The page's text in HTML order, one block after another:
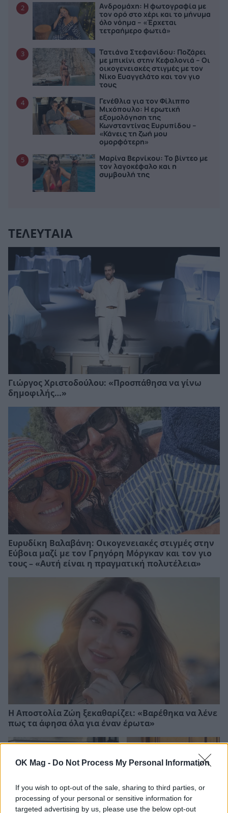
OK Mag - Do Not Process My Personal Information
If you wish to opt-out of the sale, sharing to third parties, or
processing of your personal or sensitive information for
targeted advertising by us, please use the below opt-out
2
Ανδρομάχη: Η φωτογραφία με
τον ορό στο χέρι και το μήνυμα
όλο νόημα – «Έρχεται
τετραήμερο φωτιά»
3
Τατιάνα Στεφανίδου: Ποζάρει
με μπικίνι στην Κεφαλονιά – Οι
οικογενειακές στιγμές με τον
Νίκο Ευαγγελάτο και τον γιο
τους
4
Γενέθλια για τον Φίλιππο
Μιχόπουλο: Η ερωτική
εξομολόγηση της
Κωνσταντίνας Ευρυπίδου –
«Κάνεις τη ζωή μου
ομορφότερη»
5
Μαρίνα Βερνίκου: Το βίντεο με
τον λαγοκέφαλο και η
συμβουλή της
ΤΕΛΕΥΤΑΙΑ
Γιώργος Χριστοδούλου: «Προσπάθησα να γίνω
δημοφιλής…»
Ευρυδίκη Βαλαβάνη: Οικογενειακές στιγμές στην
Εύβοια μαζί με τον Γρηγόρη Μόργκαν και τον γιο
τους – «Αυτή είναι η πραγματική πολυτέλεια»
Η Αποστολία Ζώη ξεκαθαρίζει: «Βαρέθηκα να λένε
πως τα άφησα όλα για έναν έρωτα»